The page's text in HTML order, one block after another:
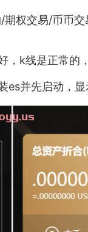
权交易/币币
，k线是正常的
es并先启动，